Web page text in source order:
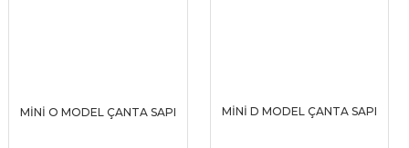
MİNİ O MODEL ÇANTA SAPI MİNİ D MODEL ÇANTA SAPI